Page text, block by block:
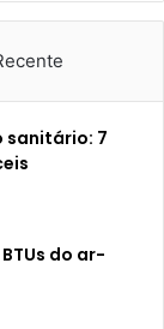
sanitário: 7
do ar-